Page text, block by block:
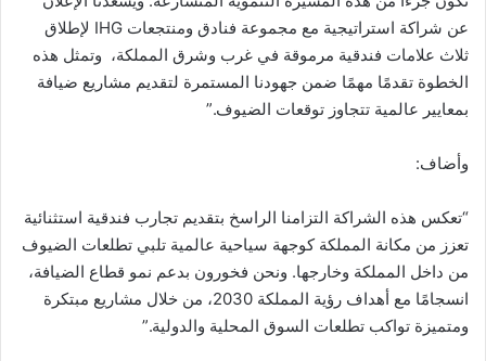
عن شراكة استراتيجية مع مجموعة فنادق ومنتجعات IHG لإطلاق
ثلاث علامات فندقية مرموقة في غرب وشرق المملكة، وتمثل هذه
الخطوة تقدمًا مهمًا ضمن جهودنا المستمرة لتقديم مشاريع ضيافة
بمعايير عالمية تتجاوز توقعات الضيوف.”
وأضاف:
“تعكس هذه الشراكة التزامنا الراسخ بتقديم تجارب فندقية استثنائية
تعزز من مكانة المملكة كوجهة سياحية عالمية تلبي تطلعات الضيوف
من داخل المملكة وخارجها. ونحن فخورون بدعم نمو قطاع الضيافة،
انسجامًا مع أهداف رؤية المملكة 2030، من خلال مشاريع مبتكرة
ومتميزة تواكب تطلعات السوق المحلية والدولية.”